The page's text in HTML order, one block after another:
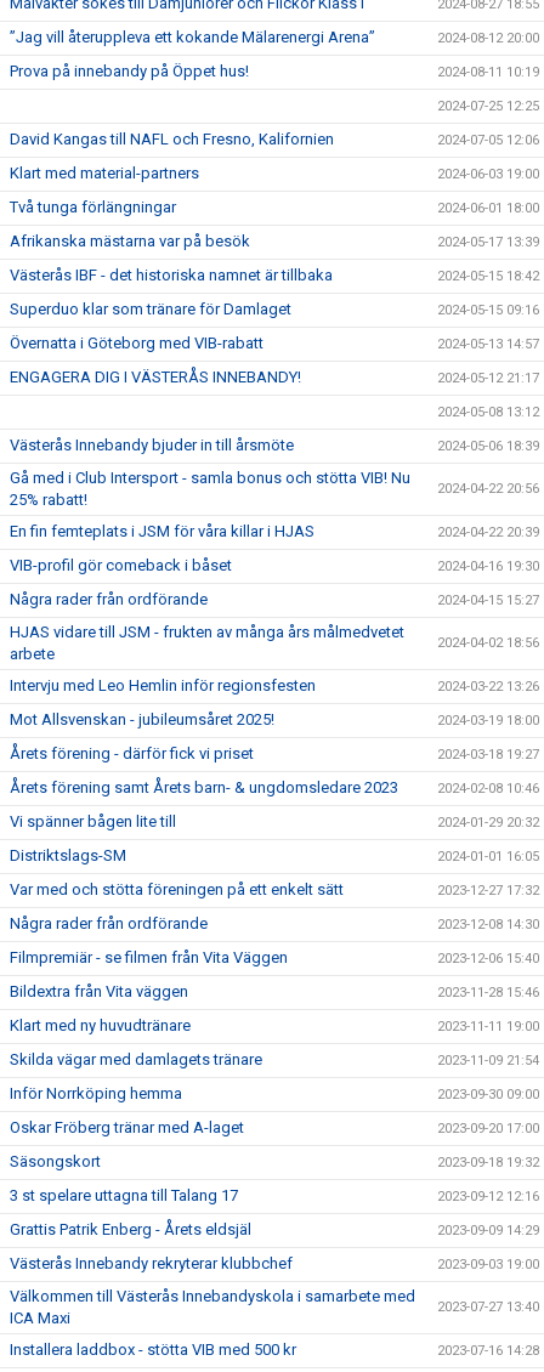
2024-08-27 18:55
”Jag vill återuppleva ett kokande Mälarenergi Arena” 2024-08-12 20:00
Prova på innebandy på Öppet hus! 2024-08-11 10:19
2024-07-25 12:25
David Kangas till NAFL och Fresno, Kalifornien 2024-07-05 12:06
Klart med material-partners 2024-06-03 19:00
Två tunga förlängningar 2024-06-01 18:00
Afrikanska mästarna var på besök 2024-05-17 13:39
Västerås IBF - det historiska namnet är tillbaka 2024-05-15 18:42
Superduo klar som tränare för Damlaget 2024-05-15 09:16
Övernatta i Göteborg med VIB-rabatt 2024-05-13 14:57
ENGAGERA DIG I VÄSTERÅS INNEBANDY! 2024-05-12 21:17
2024-05-08 13:12
Västerås Innebandy bjuder in till årsmöte 2024-05-06 18:39
Gå med i Club Intersport - samla bonus och stötta VIB! Nu
25% rabatt!
2024-04-22 20:56
En fin femteplats i JSM för våra killar i HJAS 2024-04-22 20:39
VIB-profil gör comeback i båset 2024-04-16 19:30
Några rader från ordförande 2024-04-15 15:27
HJAS vidare till JSM - frukten av många års målmedvetet
arbete
2024-04-02 18:56
Intervju med Leo Hemlin inför regionsfesten 2024-03-22 13:26
Mot Allsvenskan - jubileumsåret 2025! 2024-03-19 18:00
Årets förening - därför fick vi priset 2024-03-18 19:27
Årets förening samt Årets barn- & ungdomsledare 2023 2024-02-08 10:46
Vi spänner bågen lite till 2024-01-29 20:32
Distriktslags-SM 2024-01-01 16:05
Var med och stötta föreningen på ett enkelt sätt 2023-12-27 17:32
Några rader från ordförande 2023-12-08 14:30
Filmpremiär - se filmen från Vita Väggen 2023-12-06 15:40
Bildextra från Vita väggen 2023-11-28 15:46
Klart med ny huvudtränare 2023-11-11 19:00
Skilda vägar med damlagets tränare 2023-11-09 21:54
Inför Norrköping hemma 2023-09-30 09:00
Oskar Fröberg tränar med A-laget 2023-09-20 17:00
Säsongskort 2023-09-18 19:32
3 st spelare uttagna till Talang 17 2023-09-12 12:16
Grattis Patrik Enberg - Årets eldsjäl 2023-09-09 14:29
Västerås Innebandy rekryterar klubbchef 2023-09-03 19:00
Välkommen till Västerås Innebandyskola i samarbete med
ICA Maxi
2023-07-27 13:40
Installera laddbox - stötta VIB med 500 kr 2023-07-16 14:28